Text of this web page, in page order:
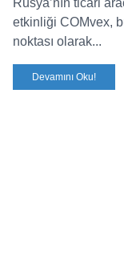
etkinliği COMvex,
noktası olarak...
Devamını Oku!